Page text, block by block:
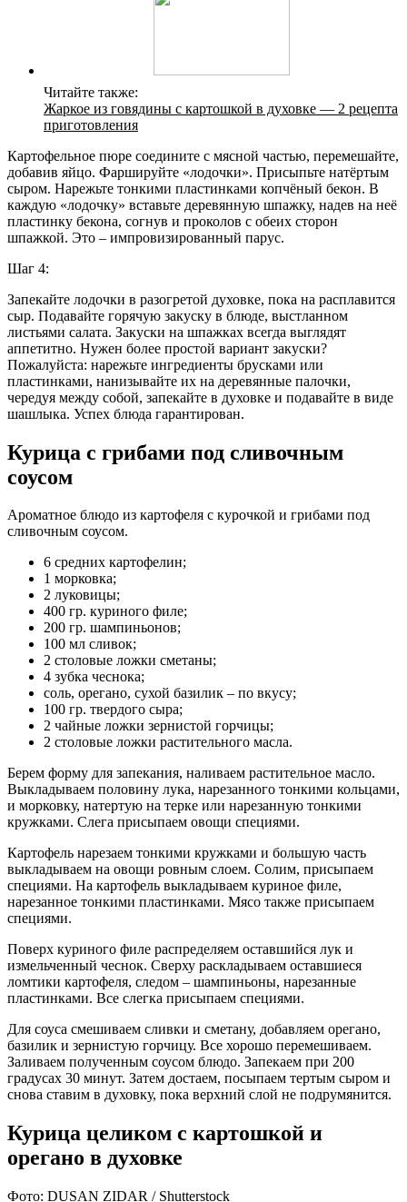
Читайте также:
Жаркое из говядины с картошкой в духовке — 2 рецепта
приготовления
Картофельное пюре соедините с мясной частью, перемешайте,
добавив яйцо. Фаршируйте «лодочки». Присыпьте натёртым
сыром. Нарежьте тонкими пластинками копчёный бекон. В
каждую «лодочку» вставьте деревянную шпажку, надев на неё
пластинку бекона, согнув и проколов с обеих сторон
шпажкой. Это – импровизированный парус.
Шаг 4:
Запекайте лодочки в разогретой духовке, пока на расплавится
сыр. Подавайте горячую закуску в блюде, выстланном
листьями салата. Закуски на шпажках всегда выглядят
аппетитно. Нужен более простой вариант закуски?
Пожалуйста: нарежьте ингредиенты брусками или
пластинками, нанизывайте их на деревянные палочки,
чередуя между собой, запекайте в духовке и подавайте в виде
шашлыка. Успех блюда гарантирован.
Курица с грибами под сливочным
соусом
Ароматное блюдо из картофеля с курочкой и грибами под
сливочным соусом.
6 средних картофелин;
1 морковка;
2 луковицы;
400 гр. куриного филе;
200 гр. шампиньонов;
100 мл сливок;
2 столовые ложки сметаны;
4 зубка чеснока;
соль, орегано, сухой базилик – по вкусу;
100 гр. твердого сыра;
2 чайные ложки зернистой горчицы;
2 столовые ложки растительного масла.
Берем форму для запекания, наливаем растительное масло.
Выкладываем половину лука, нарезанного тонкими кольцами,
и морковку, натертую на терке или нарезанную тонкими
кружками. Слега присыпаем овощи специями.
Картофель нарезаем тонкими кружками и большую часть
выкладываем на овощи ровным слоем. Солим, присыпаем
специями. На картофель выкладываем куриное филе,
нарезанное тонкими пластинками. Мясо также присыпаем
специями.
Поверх куриного филе распределяем оставшийся лук и
измельченный чеснок. Сверху раскладываем оставшиеся
ломтики картофеля, следом – шампиньоны, нарезанные
пластинками. Все слегка присыпаем специями.
Для соуса смешиваем сливки и сметану, добавляем орегано,
базилик и зернистую горчицу. Все хорошо перемешиваем.
Заливаем полученным соусом блюдо. Запекаем при 200
градусах 30 минут. Затем достаем, посыпаем тертым сыром и
снова ставим в духовку, пока верхний слой не подрумянится.
Курица целиком с картошкой и
орегано в духовке
Фото: DUSAN ZIDAR / Shutterstock